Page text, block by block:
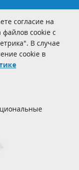
согласие на
cookie с
В случае
cookie в